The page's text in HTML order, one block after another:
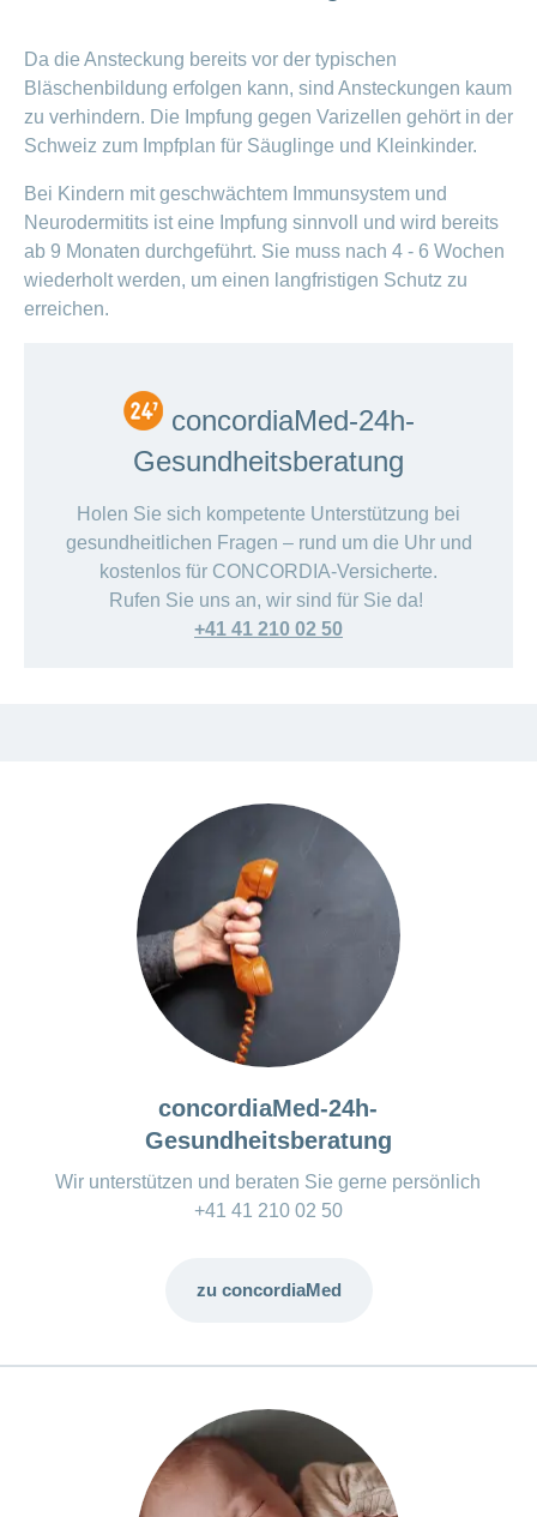
Da die Ansteckung bereits vor der typischen
Bläschenbildung erfolgen kann, sind Ansteckungen kaum
zu verhindern. Die Impfung gegen Varizellen gehört in der
Schweiz zum Impfplan für Säuglinge und Kleinkinder.
Bei Kindern mit geschwächtem Immunsystem und
Neurodermitits ist eine Impfung sinnvoll und wird bereits
ab 9 Monaten durchgeführt. Sie muss nach 4 - 6 Wochen
wiederholt werden, um einen langfristigen Schutz zu
erreichen.
concordiaMed-24h-
Gesundheitsberatung
Holen Sie sich kompetente Unterstützung bei
gesundheitlichen Fragen – rund um die Uhr und
kostenlos für CONCORDIA-Versicherte.
Rufen Sie uns an, wir sind für Sie da!
+41 41 210 02 50
concordiaMed-24h-
Gesundheitsberatung
Wir unterstützen und beraten Sie gerne persönlich
+41 41 210 02 50
zu concordiaMed